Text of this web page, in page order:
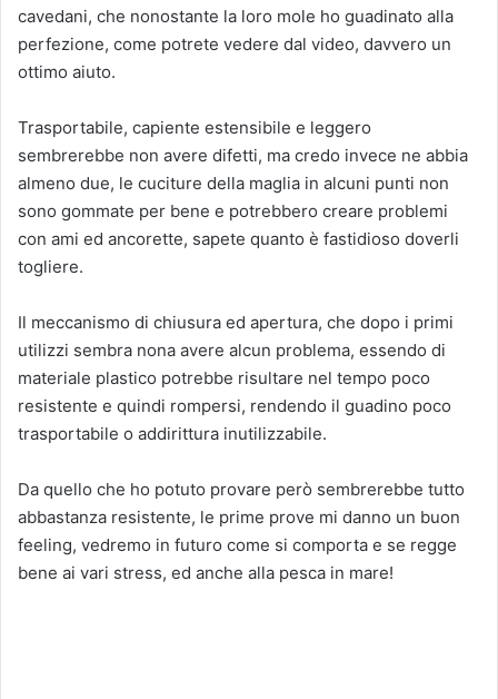
cavedani, che nonostante la loro mole ho guadinato alla
perfezione, come potrete vedere dal video, davvero un
ottimo aiuto.
Trasportabile, capiente estensibile e leggero
sembrerebbe non avere difetti, ma credo invece ne abbia
almeno due, le cuciture della maglia in alcuni punti non
sono gommate per bene e potrebbero creare problemi
con ami ed ancorette, sapete quanto è fastidioso doverli
togliere.
Il meccanismo di chiusura ed apertura, che dopo i primi
utilizzi sembra nona avere alcun problema, essendo di
materiale plastico potrebbe risultare nel tempo poco
resistente e quindi rompersi, rendendo il guadino poco
trasportabile o addirittura inutilizzabile.
Da quello che ho potuto provare però sembrerebbe tutto
abbastanza resistente, le prime prove mi danno un buon
feeling, vedremo in futuro come si comporta e se regge
bene ai vari stress, ed anche alla pesca in mare!